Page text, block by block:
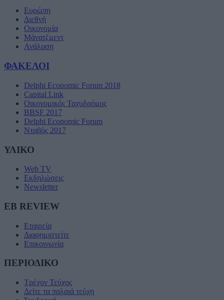
Ευρώπη
Διεθνή
Οικονομία
Μάνατζμεντ
Ανάλυση
ΦΑΚΕΛΟΙ
Delphi Economic Forum 2018
Capital Link
Οικονομικός Ταχυδρόμος
BBSF 2017
Delphi Economic Forum
Νταβός 2017
ΥΛΙΚΟ
Web TV
Εκδηλώσεις
Newsletter
EB REVIEW
Εταιρεία
Διαφημιστείτε
Επικοινωνία
ΠΕΡΙΟΔΙΚΟ
Τρέχον Τεύχος
Δείτε τα παλαιά τεύχη